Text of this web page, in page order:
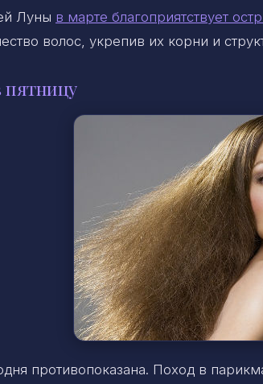
Луны в марте благоприятствует
волос, укрепив их корни и
противопоказана. Поход в